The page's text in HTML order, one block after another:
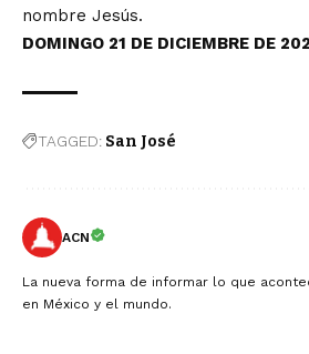
nombre Jesús.
DOMINGO 21 DE DICIEMBRE DE
TAGGED: San José
ACN
La nueva forma de informar lo que
en México y el mundo.